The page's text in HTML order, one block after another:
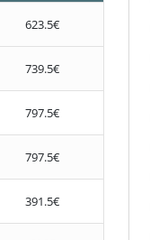
623.5€
739.5€
797.5€
797.5€
391.5€